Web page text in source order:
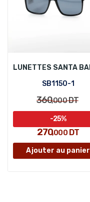
SB1150-1
360,000DT
270,000DT
-25%
Ajouter au panier